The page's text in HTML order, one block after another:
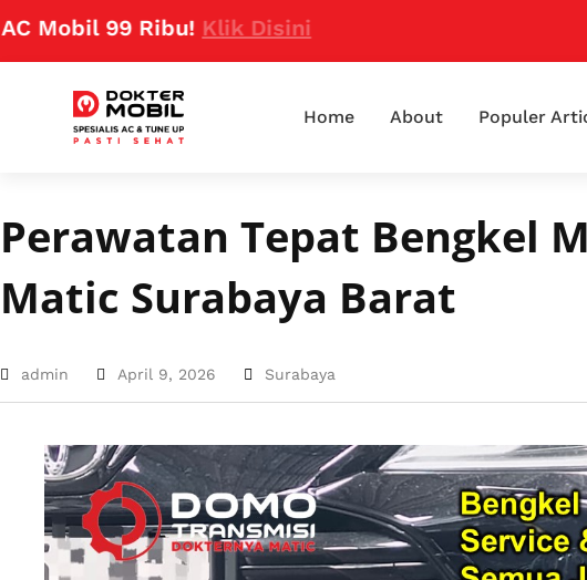
99 Ribu!Klik Disini
Home About Populer
Perawatan Tepat Bengkel
Matic Surabaya Barat
admin April 9, 2026 Surabaya